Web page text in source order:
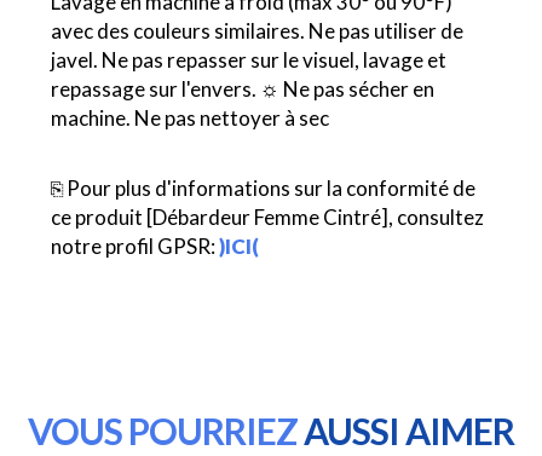
avec des couleurs similaires. Ne pas utiliser de
javel. Ne pas repasser sur le visuel, lavage et
repassage sur l'envers. ☼ Ne pas sécher en
machine. Ne pas nettoyer à sec
⎘ Pour plus d'informations sur la conformité de
ce produit [Débardeur Femme Cintré], consultez
notre profil GPSR:)ICI(
VOUS POURRIEZAUSSI AIMER